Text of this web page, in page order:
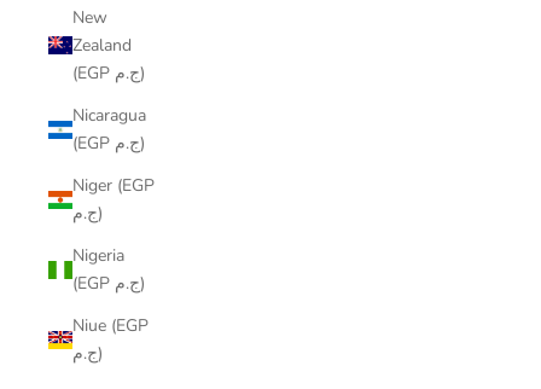
New
Zealand
(EGP ج.م)
Nicaragua
(EGP ج.م)
Niger (EGP
ج.م)
Nigeria
(EGP ج.م)
Niue (EGP
ج.م)